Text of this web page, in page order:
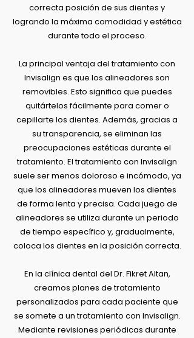
correcta posición de sus dientes y
logrando la máxima comodidad y estética
durante todo el proceso.
La principal ventaja del tratamiento con
Invisalign es que los alineadores son
removibles. Esto significa que puedes
quitártelos fácilmente para comer o
cepillarte los dientes. Además, gracias a
su transparencia, se eliminan las
preocupaciones estéticas durante el
tratamiento. El tratamiento con Invisalign
suele ser menos doloroso e incómodo, ya
que los alineadores mueven los dientes
de forma lenta y precisa. Cada juego de
alineadores se utiliza durante un periodo
de tiempo específico y, gradualmente,
coloca los dientes en la posición correcta.
En la clínica dental del Dr. Fikret Altan,
creamos planes de tratamiento
personalizados para cada paciente que
se somete a un tratamiento con Invisalign.
Mediante revisiones periódicas durante